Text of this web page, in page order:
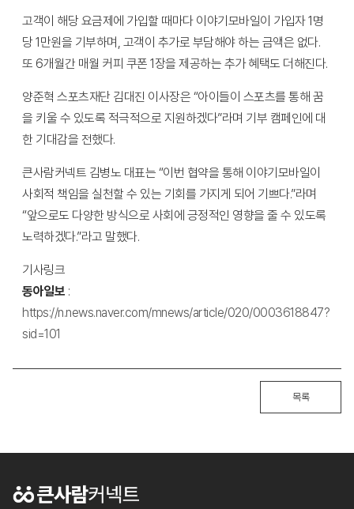
고객이 해당 요금제에 가입할 때마다 이야기모바일이 가입자 1명
당 1만원을 기부하며, 고객이 추가로 부담해야 하는 금액은 없다.
또 6개월간 매월 커피 쿠폰 1장을 제공하는 추가 혜택도 더해진다.
양준혁 스포츠재단 김대진 이사장은 “아이들이 스포츠를 통해 꿈
을 키울 수 있도록 적극적으로 지원하겠다”라며 기부 캠페인에 대
한 기대감을 전했다.
큰사람커넥트 김병노 대표는 “이번 협약을 통해 이야기모바일이
사회적 책임을 실천할 수 있는 기회를 가지게 되어 기쁘다.”라며
“앞으로도 다양한 방식으로 사회에 긍정적인 영향을 줄 수 있도록
노력하겠다.”라고 말했다.
기사링크
동아일보 :
https://n.news.naver.com/mnews/article/020/0003618847?
sid=101
목록